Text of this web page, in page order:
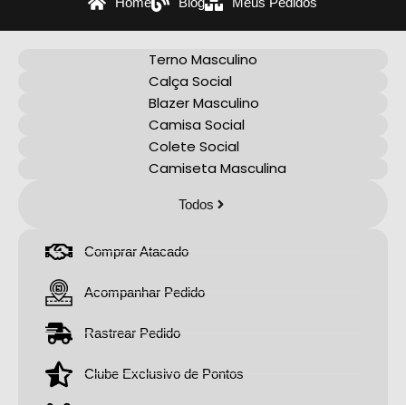
Terno Masculino
Calça Social
Blazer Masculino
Camisa Social
Colete Social
Camiseta Masculina
Todos
Comprar Atacado
Acompanhar Pedido
Rastrear Pedido
Clube Exclusivo de Pontos